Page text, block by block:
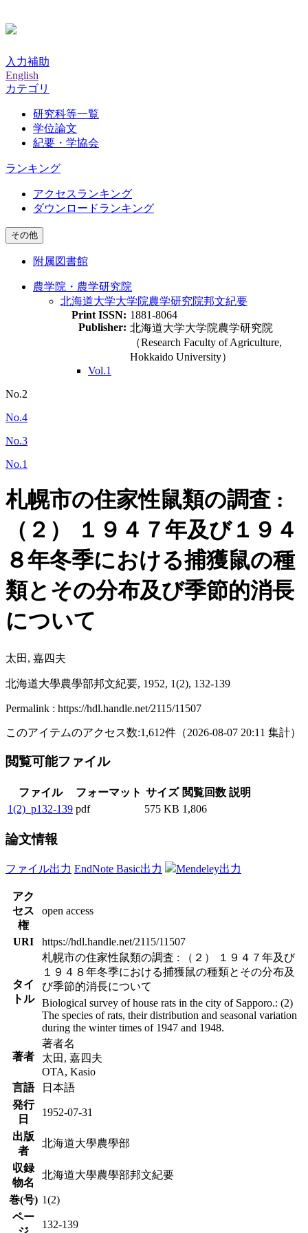
入力補助
English
カテゴリ
研究科等一覧
学位論文
紀要・学協会
ランキング
アクセスランキング
ダウンロードランキング
その他
附属図書館
農学院・農学研究院
北海道大学大学院農学研究院邦文紀要
Print ISSN: 1881-8064
Publisher: 北海道大学大学院農学研究院
（Research Faculty of Agriculture,
Hokkaido University）
Vol.1
No.2
No.4
No.3
No.1
札幌市の住家性鼠類の調査 :
（２） １９４７年及び１９４
８年冬季における捕獲鼠の種
類とその分布及び季節的消長
について
太田, 嘉四夫
北海道大學農學部邦文紀要, 1952, 1(2), 132-139
Permalink : https://hdl.handle.net/2115/11507
このアイテムのアクセス数:1,612件 （2026-08-07 20:11 集計）
閲覧可能ファイル
ファイル フォーマット サイズ 閲覧回数 説明
1(2)_p132-139 pdf 575 KB 1,806
論文情報
ファイル出力 EndNote Basic出力 Mendeley出力
アク
セス
権
open access
URI https://hdl.handle.net/2115/11507
タイ
トル
札幌市の住家性鼠類の調査 : （２） １９４７年及び
１９４８年冬季における捕獲鼠の種類とその分布及
び季節的消長について
Biological survey of house rats in the city of Sapporo.: (2)
The species of rats, their distribution and seasonal variation
during the winter times of 1947 and 1948.
著者
著者名
太田, 嘉四夫
OTA, Kasio
言語
日本語
発行
日
1952-07-31
出版
者
北海道大學農學部
収録
物名
北海道大學農學部邦文紀要
巻(号) 1(2)
ペー
132-139